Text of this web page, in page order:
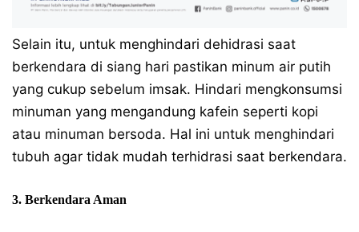
Selain itu, untuk menghindari dehidrasi saat
berkendara di siang hari pastikan minum air putih
yang cukup sebelum imsak. Hindari mengkonsumsi
minuman yang mengandung kafein seperti kopi
atau minuman bersoda. Hal ini untuk menghindari
tubuh agar tidak mudah terhidrasi saat berkendara.
3. Berkendara Aman